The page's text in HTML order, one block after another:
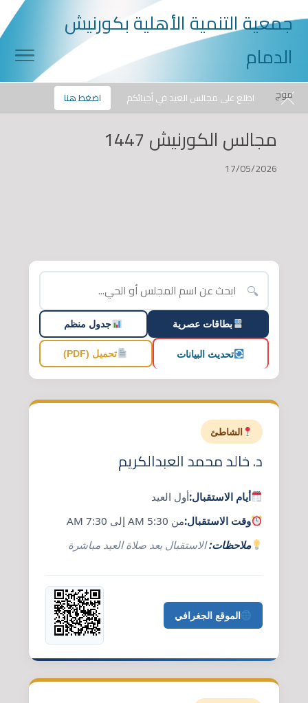
جمعية التنمية الأهلية بكورنيش
الدمام
موج اطلع على مجالس العيد في أحيائكم اضغط هنا الأحد, 09/08/2026 0507868566
info@mouj.org
مجالس الكورنيش 1447
17/05/2026
بطاقات عصرية جدول منظم
تحديث البيانات تحميل (PDF)
الشاطئ
د. خالد محمد العبدالكريم
أيام الاستقبال:أول العيد
وقت الاستقبال:من 5:30 AM إلى 7:30 AM
ملاحظات:الاستقبال بعد صلاة العيد مباشرة
الموقع الجغرافي